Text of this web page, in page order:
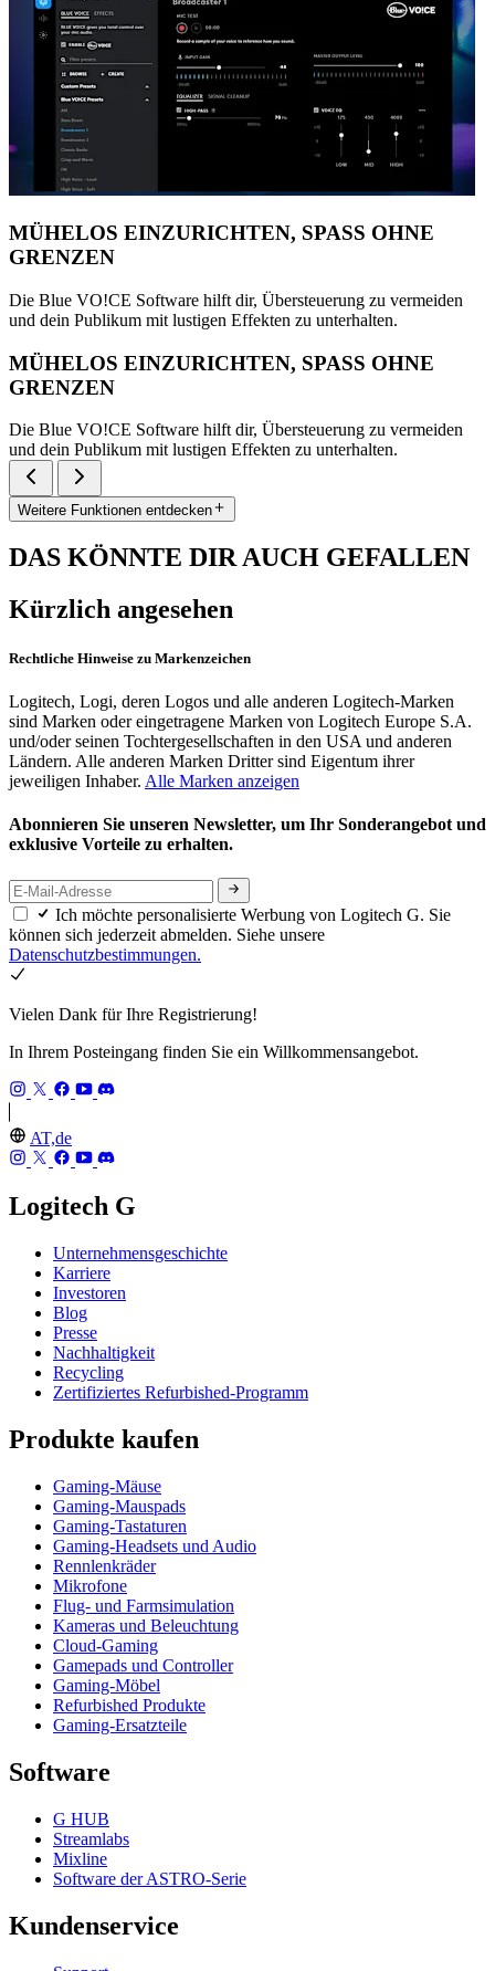
MÜHELOS EINZURICHTEN, SPASS OHNE
GRENZEN
Die Blue VO!CE Software hilft dir, Übersteuerung zu vermeiden
und dein Publikum mit lustigen Effekten zu unterhalten.
MÜHELOS EINZURICHTEN, SPASS OHNE
GRENZEN
Die Blue VO!CE Software hilft dir, Übersteuerung zu vermeiden
und dein Publikum mit lustigen Effekten zu unterhalten.
Weitere Funktionen entdecken
DAS KÖNNTE DIR AUCH GEFALLEN
Kürzlich angesehen
Rechtliche Hinweise zu Markenzeichen
Logitech, Logi, deren Logos und alle anderen Logitech-Marken
sind Marken oder eingetragene Marken von Logitech Europe S.A.
und/oder seinen Tochtergesellschaften in den USA und anderen
Ländern. Alle anderen Marken Dritter sind Eigentum ihrer
jeweiligen Inhaber. Alle Marken anzeigen
Abonnieren Sie unseren Newsletter, um Ihr Sonderangebot und
exklusive Vorteile zu erhalten.
Ich möchte personalisierte Werbung von Logitech G. Sie
können sich jederzeit abmelden. Siehe unsere
Datenschutzbestimmungen.
Vielen Dank für Ihre Registrierung!
In Ihrem Posteingang finden Sie ein Willkommensangebot.
AT,de
Logitech G
Unternehmensgeschichte
Karriere
Investoren
Blog
Presse
Nachhaltigkeit
Recycling
Zertifiziertes Refurbished-Programm
Produkte kaufen
Gaming-Mäuse
Gaming-Mauspads
Gaming-Tastaturen
Gaming-Headsets und Audio
Rennlenkräder
Mikrofone
Flug- und Farmsimulation
Kameras und Beleuchtung
Cloud-Gaming
Gamepads und Controller
Gaming-Möbel
Refurbished Produkte
Gaming-Ersatzteile
Software
G HUB
Streamlabs
Mixline
Software der ASTRO-Serie
Kundenservice